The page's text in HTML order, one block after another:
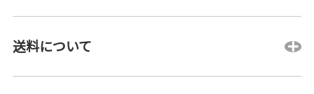
送料について